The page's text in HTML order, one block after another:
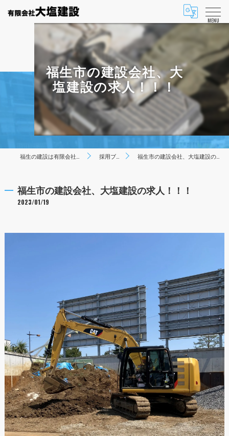
MENU
福生市の建設会社、大
塩建設の求人！！！
採用ブログ 福生市の建設会社、大塩建設の求人！！！
福生市の建設会社、大塩建設の求人！！！
2023/01/19